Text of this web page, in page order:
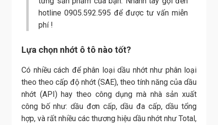
hotline 0905.592.595 để được tư vấn miễn
phí !
Lựa chọn nhớt ô tô nào tốt?
Có nhiều cách để phân loại dầu nhớt như phân loại
theo theo cấp độ nhớt (SAE), theo tính năng của dầu
nhớt (API) hay theo công dụng mà nhà sản xuất
công bố như: dầu đơn cấp, dầu đa cấp, dầu tổng
hợp, và rất nhiều các thương hiệu dầu nhớt như Total,